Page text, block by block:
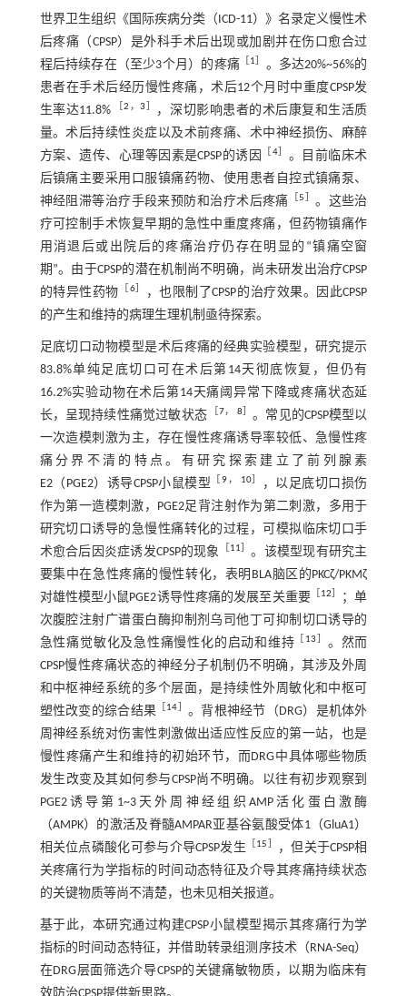
世界卫生组织《国际疾病分类（ICD-11）》名录定义慢性术
后疼痛（CPSP）是外科手术后出现或加剧并在伤口愈合过
程后持续存在（至少3个月）的疼痛［1］ 。多达20%~56%的
患者在手术后经历慢性疼痛，术后12个月时中重度CPSP发
生率达11.8% ［2 ，3］
，深切影响患者的术后康复和生活质
量。术后持续性炎症以及术前疼痛、术中神经损伤、麻醉
方案、遗传、心理等因素是CPSP的诱因
［4］ 。目前临床术
后镇痛主要采用口服镇痛药物、使用患者自控式镇痛泵、
神经阻滞等治疗手段来预防和治疗术后疼痛
［5］ 。这些治
疗可控制手术恢复早期的急性中重度疼痛，但药物镇痛作
用消退后或出院后的疼痛治疗仍存在明显的“镇痛空窗
期”。由于CPSP的潜在机制尚不明确，尚未研发出治疗CPSP
的特异性药物 ［6］
，也限制了CPSP的治疗效果。因此CPSP
的产生和维持的病理生理机制亟待探索。
足底切口动物模型是术后疼痛的经典实验模型，研究提示
83.8%单纯足底切口可在术后第14天彻底恢复，但仍有
16.2%实验动物在术后第14天痛阈异常下降或疼痛状态延
长，呈现持续性痛觉过敏状态［7， 8］ 。常见的CPSP模型以
一次造模刺激为主，存在慢性疼痛诱导率较低、急慢性疼
痛分界不清的特点。有研究探索建立了前列腺素
E2（PGE2）诱导CPSP小鼠模型 ［9， 10］
，以足底切口损伤
作为第一造模刺激，PGE2足背注射作为第二刺激，多用于
研究切口诱导的急慢性痛转化的过程，可模拟临床切口手
术愈合后因炎症诱发CPSP的现象 ［11］ 。该模型现有研究主
要集中在急性疼痛的慢性转化，表明BLA脑区的PKCζ/PKMζ
对雄性模型小鼠PGE2诱导性疼痛的发展至关重要 ［12］
；单
次腹腔注射广谱蛋白酶抑制剂乌司他丁可抑制切口诱导的
急性痛觉敏化及急性痛慢性化的启动和维持 ［ 13］ 。然而
CPSP慢性疼痛状态的神经分子机制仍不明确，其涉及外周
和中枢神经系统的多个层面，是持续性外周敏化和中枢可
塑性改变的综合结果 ［14］ 。背根神经节（DRG）是机体外
周神经系统对伤害性刺激做出适应性反应的第一站，也是
慢性疼痛产生和维持的初始环节，而DRG中具体哪些物质
发生改变及其如何参与CPSP尚不明确。以往有初步观察到
PGE2诱导第1~3天外周神经组织AMP活化蛋白激酶
（AMPK）的激活及脊髓AMPAR亚基谷氨酸受体1（GluA1）
相关位点磷酸化可参与介导CPSP发生 ［15］
，但关于CPSP相
关疼痛行为学指标的时间动态特征及介导其疼痛持续状态
的关键物质等尚不清楚，也未见相关报道。
基于此，本研究通过构建CPSP小鼠模型揭示其疼痛行为学
指标的时间动态特征，并借助转录组测序技术（RNA-Seq）
在DRG层面筛选介导CPSP的关键痛敏物质，以期为临床有